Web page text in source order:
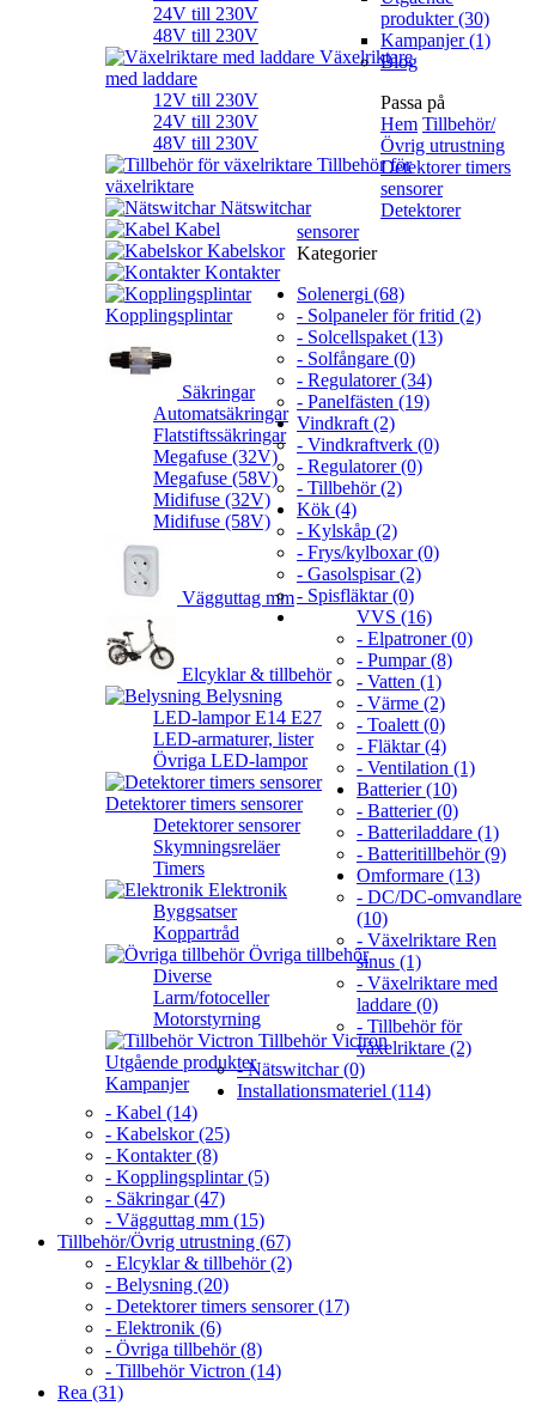
24V till 230V
48V till 230V
Växelriktare
med laddare
12V till 230V
24V till 230V
48V till 230V
Tillbehör för
växelriktare
Nätswitchar
Kabel
Kabelskor
Kontakter
Kopplingsplintar
Säkringar
Automatsäkringar
Flatstiftssäkringar
Megafuse (32V)
Megafuse (58V)
Midifuse (32V)
Midifuse (58V)
Vägguttag mm
Elcyklar & tillbehör
Belysning
LED-lampor E14 E27
LED-armaturer, lister
Övriga LED-lampor
Detektorer timers sensorer
Detektorer sensorer
Skymningsreläer
Timers
Elektronik
Byggsatser
Koppartråd
Övriga tillbehör
Diverse
Larm/fotoceller
Motorstyrning
Tillbehör Victron
Utgående produkter
Kampanjer
produkter (30)
Kampanjer (1)
Blog
Passa på
Hem Tillbehör/
Övrig utrustning
Detektorer timers
sensorer
Detektorer
sensorer
Kategorier
Solenergi (68)
- Solpaneler för fritid (2)
- Solcellspaket (13)
- Solfångare (0)
- Regulatorer (34)
- Panelfästen (19)
Vindkraft (2)
- Vindkraftverk (0)
- Regulatorer (0)
- Tillbehör (2)
Kök (4)
- Kylskåp (2)
- Frys/kylboxar (0)
- Gasolspisar (2)
- Spisfläktar (0)
VVS (16)
- Elpatroner (0)
- Pumpar (8)
- Vatten (1)
- Värme (2)
- Toalett (0)
- Fläktar (4)
- Ventilation (1)
Batterier (10)
- Batterier (0)
- Batteriladdare (1)
- Batteritillbehör (9)
Omformare (13)
- DC/DC-omvandlare
(10)
- Växelriktare Ren
sinus (1)
- Växelriktare med
laddare (0)
- Tillbehör för
växelriktare (2)
- Nätswitchar (0)
Installationsmateriel (114)
- Kabel (14)
- Kabelskor (25)
- Kontakter (8)
- Kopplingsplintar (5)
- Säkringar (47)
- Vägguttag mm (15)
Tillbehör/Övrig utrustning (67)
- Elcyklar & tillbehör (2)
- Belysning (20)
- Detektorer timers sensorer (17)
- Elektronik (6)
- Övriga tillbehör (8)
- Tillbehör Victron (14)
Rea (31)